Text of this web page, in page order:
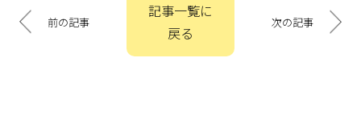
稿
ナ
前の記事
記事一覧に
戻る
次の記事